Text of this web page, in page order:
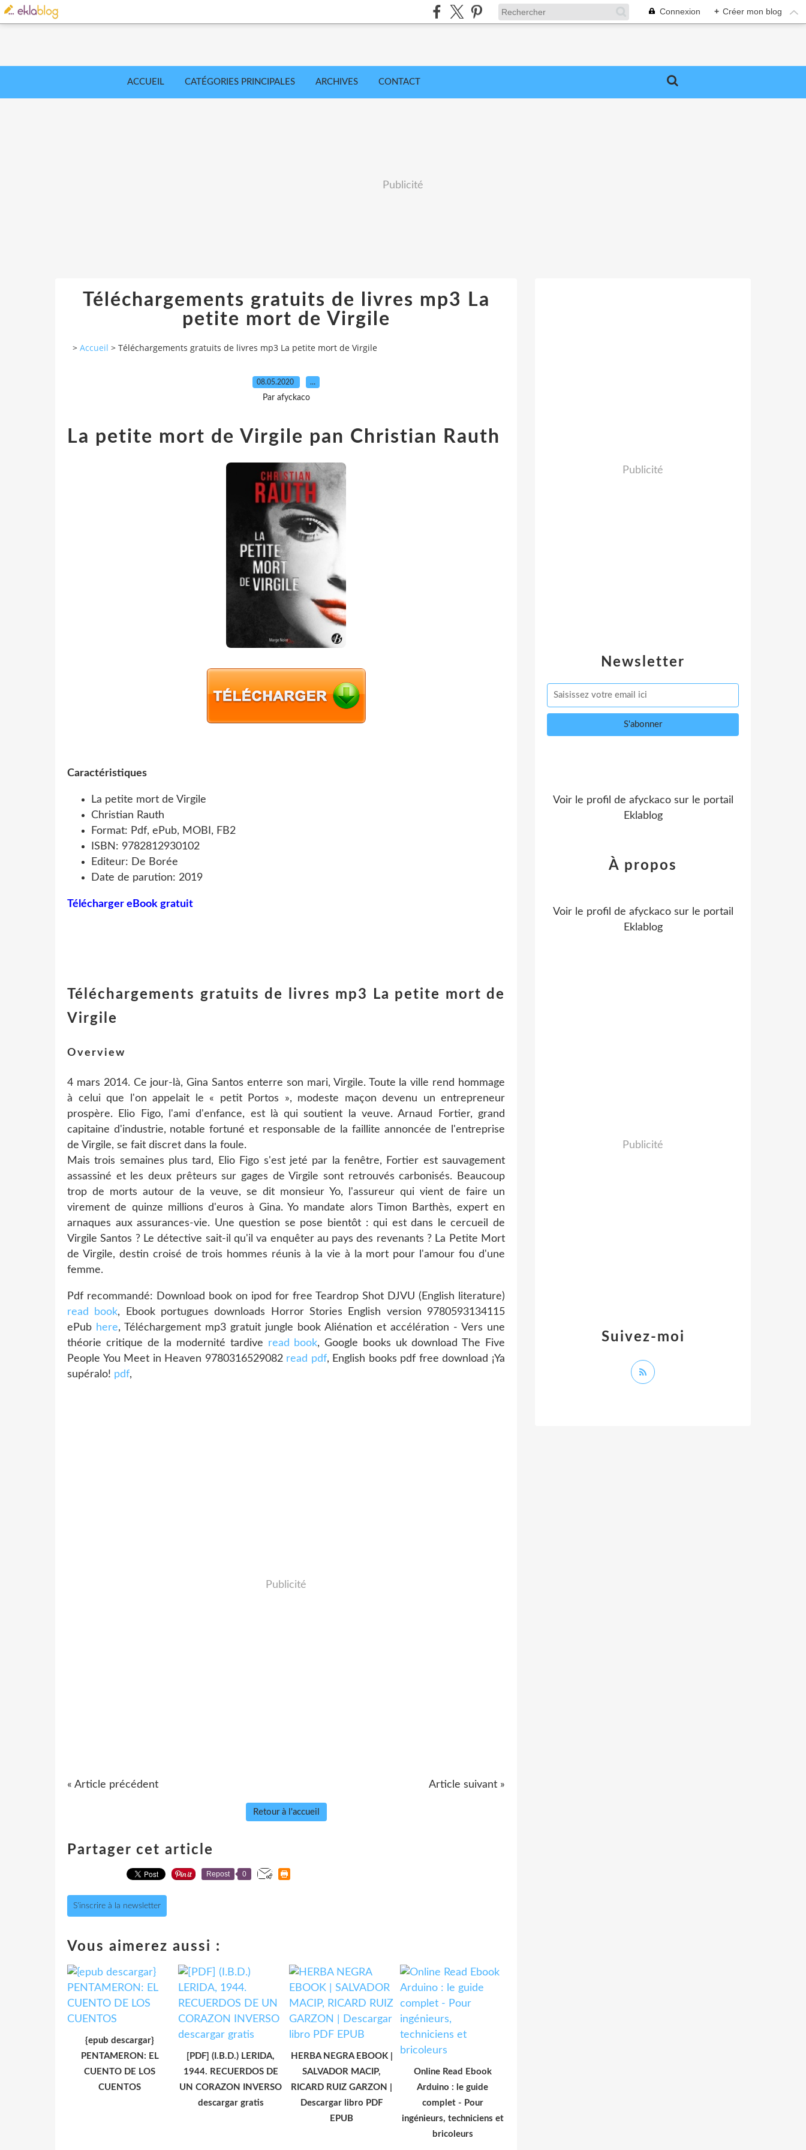
Connexion + Créer mon blog
ACCUEIL CATÉGORIES PRINCIPALES ARCHIVES CONTACT
Publicité
Téléchargements gratuits de livres mp3 La
petite mort de Virgile
> Accueil > Téléchargements gratuits de livres mp3 La petite mort de Virgile
08.05.2020 …
Par afyckaco
La petite mort de Virgile pan Christian Rauth
Caractéristiques
La petite mort de Virgile
Christian Rauth
Format: Pdf, ePub, MOBI, FB2
ISBN: 9782812930102
Editeur: De Borée
Date de parution: 2019
Télécharger eBook gratuit
Téléchargements gratuits de livres mp3 La petite mort de
Virgile
Overview
4 mars 2014. Ce jour-là, Gina Santos enterre son mari, Virgile. Toute la ville rend hommage
à celui que l'on appelait le « petit Portos », modeste maçon devenu un entrepreneur
prospère. Elio Figo, l'ami d'enfance, est là qui soutient la veuve. Arnaud Fortier, grand
capitaine d'industrie, notable fortuné et responsable de la faillite annoncée de l'entreprise
de Virgile, se fait discret dans la foule.
Mais trois semaines plus tard, Elio Figo s'est jeté par la fenêtre, Fortier est sauvagement
assassiné et les deux prêteurs sur gages de Virgile sont retrouvés carbonisés. Beaucoup
trop de morts autour de la veuve, se dit monsieur Yo, l'assureur qui vient de faire un
virement de quinze millions d'euros à Gina. Yo mandate alors Timon Barthès, expert en
arnaques aux assurances-vie. Une question se pose bientôt : qui est dans le cercueil de
Virgile Santos ? Le détective sait-il qu'il va enquêter au pays des revenants ? La Petite Mort
de Virgile, destin croisé de trois hommes réunis à la vie à la mort pour l'amour fou d'une
femme.
Pdf recommandé: Download book on ipod for free Teardrop Shot DJVU (English literature)
read book, Ebook portugues downloads Horror Stories English version 9780593134115
ePub here, Téléchargement mp3 gratuit jungle book Aliénation et accélération - Vers une
théorie critique de la modernité tardive read book, Google books uk download The Five
People You Meet in Heaven 9780316529082 read pdf, English books pdf free download ¡Ya
supéralo! pdf,
Publicité
« Article précédent Article suivant »
Retour à l'accueil
Partager cet article
Repost 0
S'inscrire à la newsletter
Vous aimerez aussi :
{epub descargar}
PENTAMERON: EL
CUENTO DE LOS
CUENTOS
[PDF] (I.B.D.) LERIDA,
1944. RECUERDOS DE
UN CORAZON INVERSO
descargar gratis
HERBA NEGRA EBOOK |
SALVADOR MACIP,
RICARD RUIZ GARZON |
Descargar libro PDF
EPUB
Online Read Ebook
Arduino : le guide
complet - Pour
ingénieurs, techniciens et
bricoleurs
Newsletter
Publicité
Voir le profil de afyckacosur le portail
Eklablog
Suivez-moi
À propos
Voir le profil de afyckacosur le portail
Eklablog
Publicité